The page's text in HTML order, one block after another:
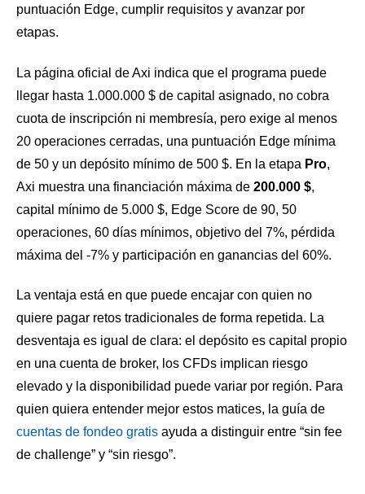
puntuación Edge, cumplir requisitos y avanzar por
etapas.
La página oficial de Axi indica que el programa puede
llegar hasta 1.000.000 $ de capital asignado, no cobra
cuota de inscripción ni membresía, pero exige al menos
20 operaciones cerradas, una puntuación Edge mínima
de 50 y un depósito mínimo de 500 $. En la etapa Pro,
Axi muestra una financiación máxima de 200.000 $,
capital mínimo de 5.000 $, Edge Score de 90, 50
operaciones, 60 días mínimos, objetivo del 7%, pérdida
máxima del -7% y participación en ganancias del 60%.
La ventaja está en que puede encajar con quien no
quiere pagar retos tradicionales de forma repetida. La
desventaja es igual de clara: el depósito es capital propio
en una cuenta de broker, los CFDs implican riesgo
elevado y la disponibilidad puede variar por región. Para
quien quiera entender mejor estos matices, la guía de
cuentas de fondeo gratis ayuda a distinguir entre “sin fee
de challenge” y “sin riesgo”.